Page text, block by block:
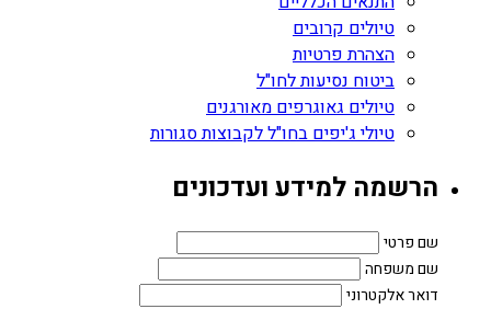
טיולים קרובים
הצהרת פרטיות
ביטוח נסיעות לחו"ל
טיולים גאוגרפים מאורגנים
טיולי ג'יפים בחו"ל לקבוצות סגורות
הרשמה למידע ועדכונים
שם פרטי
שם משפחה
דואר אלקטרוני